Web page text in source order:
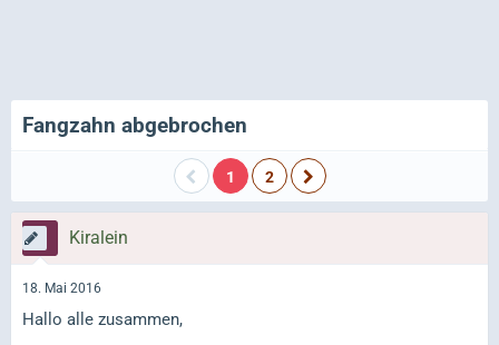
Fangzahn abgebrochen
1 2
Kiralein
18. Mai 2016
Hallo alle zusammen,